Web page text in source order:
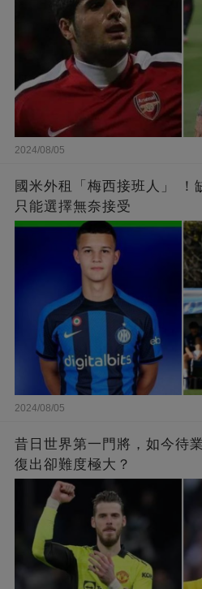
2024/08/05
國米外租「梅西接班人」 ！
只能選擇無奈接受
2024/08/05
昔日世界第一門將，如今待
復出卻難度極大？